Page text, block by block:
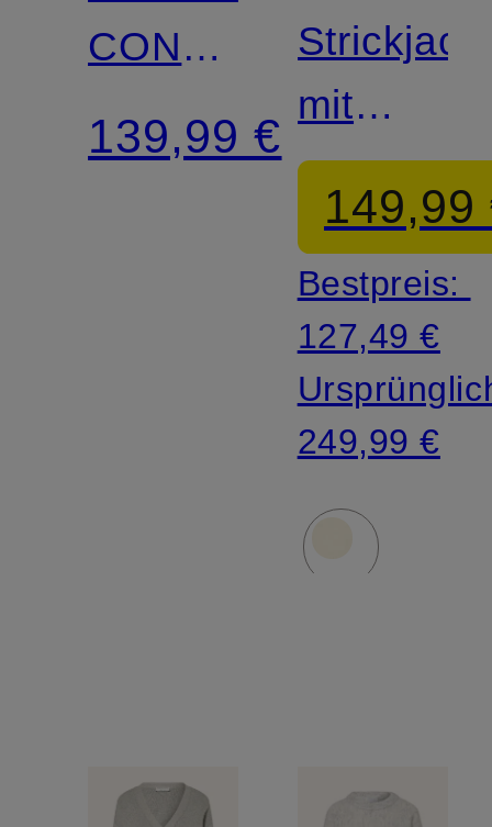
CONNOR
mit
Leinen
139,99 €
SWEDEN
mit
Mohair
149,99
Bestpreis:
127,49 €
249,99 €